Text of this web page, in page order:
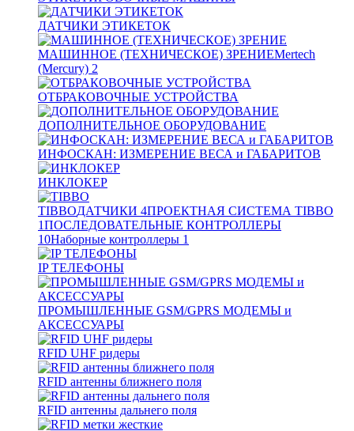
ДАТЧИКИ ЭТИКЕТОК
МАШИННОЕ (ТЕХНИЧЕСКОЕ) ЗРЕНИЕMertech
(Mercury) 2
ОТБРАКОВОЧНЫЕ УСТРОЙСТВА
ДОПОЛНИТЕЛЬНОЕ ОБОРУДОВАНИЕ
ИНФОСКАН: ИЗМЕРЕНИЕ ВЕСА и ГАБАРИТОВ
ИНКЛОКЕР
TIBBOДАТЧИКИ 4ПРОЕКТНАЯ СИСТЕМА TIBBO
1ПОСЛЕДОВАТЕЛЬНЫЕ КОНТРОЛЛЕРЫ
10Наборные контроллеры 1
IP ТЕЛЕФОНЫ
ПРОМЫШЛЕННЫЕ GSM/GPRS МОДЕМЫ и
АКСЕССУАРЫ
RFID UHF ридеры
RFID антенны ближнего поля
RFID антенны дальнего поля